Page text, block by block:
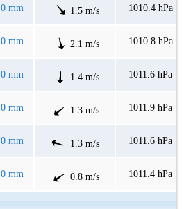
0 mm 1.5 m/s 1010.4 hPa
0 mm 2.1 m/s 1010.8 hPa
0 mm 1.4 m/s 1011.6 hPa
0 mm 1.3 m/s 1011.9 hPa
0 mm 1.3 m/s 1011.6 hPa
0 mm 0.8 m/s 1011.4 hPa